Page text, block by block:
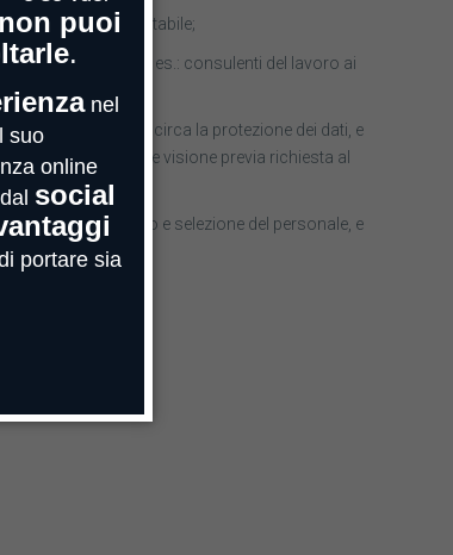
fiscale e contabile;
in outsourcing (ad es.: consulenti del lavoro ai
garanzie adeguate circa la protezione dei dati, e
e potrà prenderne visione previa richiesta al
al reclutamento e selezione del personale, e